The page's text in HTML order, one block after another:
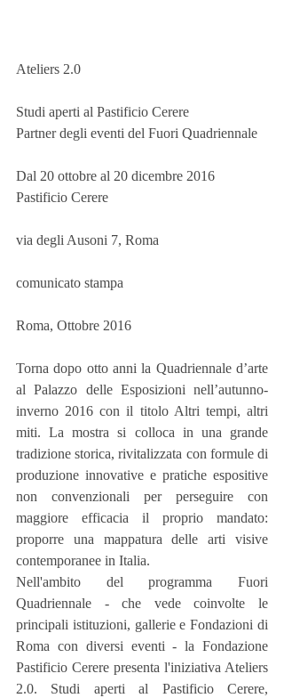
Ateliers 2.0
Studi aperti al Pastificio Cerere
Partner degli eventi del Fuori Quadriennale
Dal 20 ottobre al 20 dicembre 2016
Pastificio Cerere
via degli Ausoni 7, Roma
comunicato stampa
Roma, Ottobre 2016
Torna dopo otto anni la Quadriennale d’arte
al Palazzo delle Esposizioni nell’autunno-
inverno 2016 con il titolo Altri tempi, altri
miti. La mostra si colloca in una grande
tradizione storica, rivitalizzata con formule di
produzione innovative e pratiche espositive
non convenzionali per perseguire con
maggiore efficacia il proprio mandato:
proporre una mappatura delle arti visive
contemporanee in Italia.
Nell'ambito del programma Fuori
Quadriennale - che vede coinvolte le
principali istituzioni, gallerie e Fondazioni di
Roma con diversi eventi - la Fondazione
Pastificio Cerere presenta l'iniziativa Ateliers
2.0. Studi aperti al Pastificio Cerere,